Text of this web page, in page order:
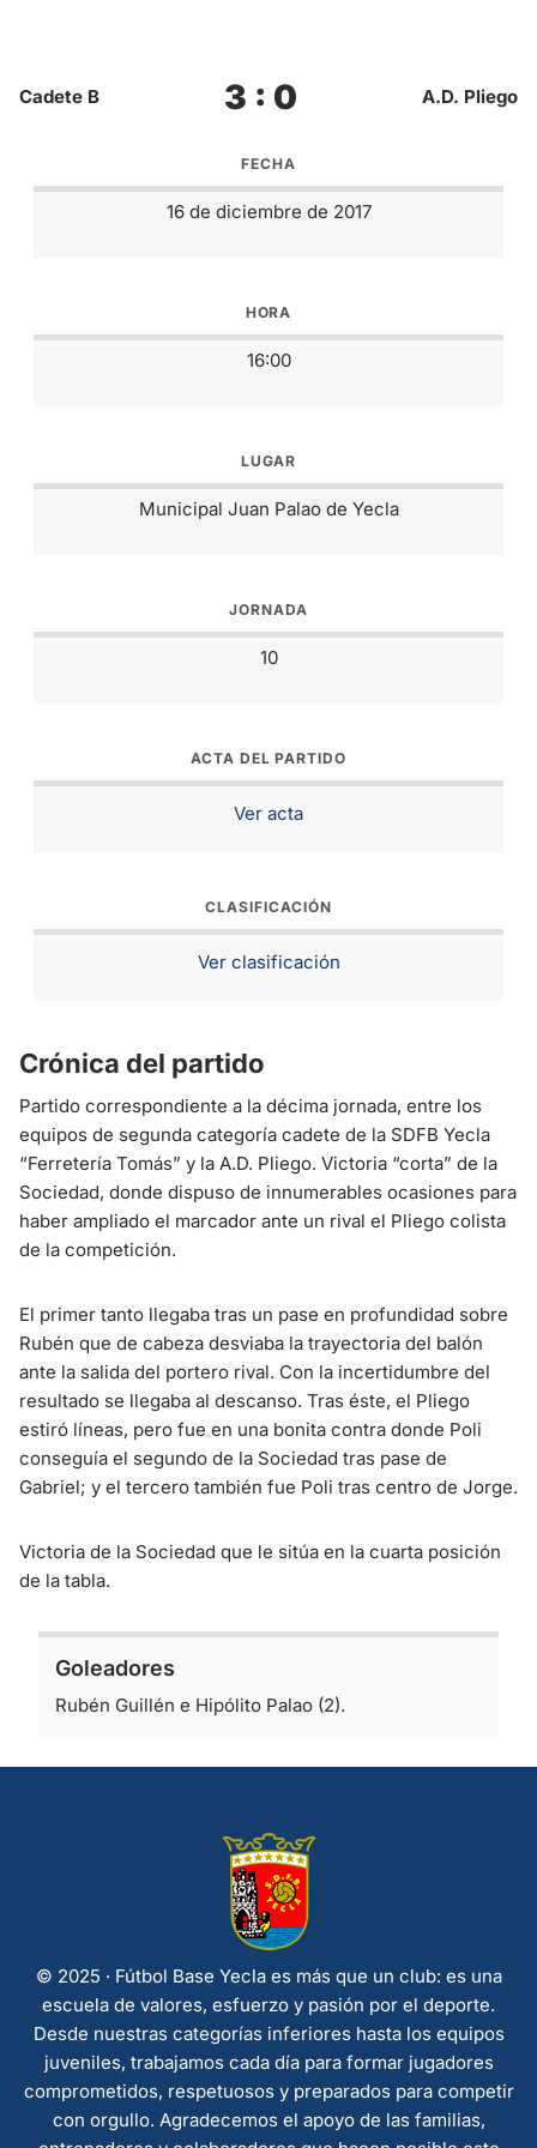
Cadete B 3 : 0 A.D. Pliego
FECHA
16 de diciembre de 2017
HORA
16:00
LUGAR
Municipal Juan Palao de Yecla
JORNADA
10
ACTA DEL PARTIDO
Ver acta
CLASIFICACIÓN
Ver clasificación
Crónica del partido
Partido correspondiente a la décima jornada, entre los
equipos de segunda categoría cadete de la SDFB Yecla
“Ferretería Tomás” y la A.D. Pliego. Victoria “corta” de la
Sociedad, donde dispuso de innumerables ocasiones para
haber ampliado el marcador ante un rival el Pliego colista
de la competición.
El primer tanto llegaba tras un pase en profundidad sobre
Rubén que de cabeza desviaba la trayectoria del balón
ante la salida del portero rival. Con la incertidumbre del
resultado se llegaba al descanso. Tras éste, el Pliego
estiró líneas, pero fue en una bonita contra donde Poli
conseguía el segundo de la Sociedad tras pase de
Gabriel; y el tercero también fue Poli tras centro de Jorge.
Victoria de la Sociedad que le sitúa en la cuarta posición
de la tabla.
Goleadores
Rubén Guillén e Hipólito Palao (2).
© 2025 · Fútbol Base Yecla es más que un club: es una
escuela de valores, esfuerzo y pasión por el deporte.
Desde nuestras categorías inferiores hasta los equipos
juveniles, trabajamos cada día para formar jugadores
comprometidos, respetuosos y preparados para competir
con orgullo. Agradecemos el apoyo de las familias,